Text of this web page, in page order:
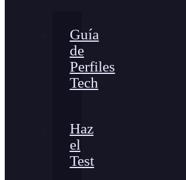
Guía
de
Perfiles
Tech
Haz
el
Test